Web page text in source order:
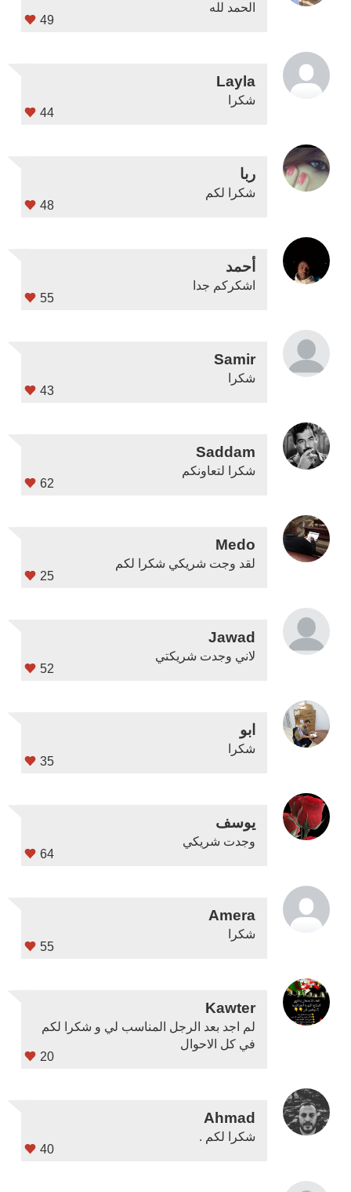
49
الحمد لله
44
Layla
شكرا
48
ربا
شكرا لكم
55
أحمد
اشكركم جدا
43
Samir
شكرا
62
Saddam
شكرا لتعاونكم
25
Medo
لقد وجت شريكي شكرا لكم
52
Jawad
لاني وجدت شريكتي
35
ابو
شكرا
64
يوسف
وجدت شريكي
55
Amera
شكرا
20
Kawter
لم اجد بعد الرجل المناسب لي و شكرا لكم
في كل الاحوال
40
Ahmad
شكرا لكم .